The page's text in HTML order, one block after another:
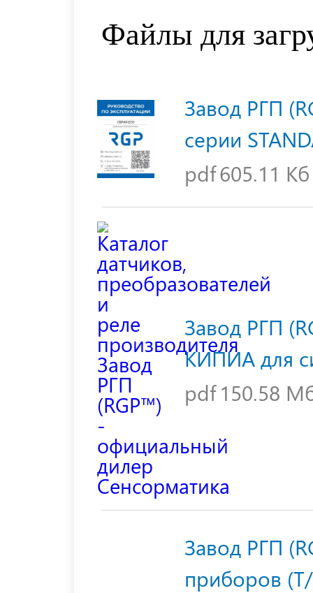
Файлы для
Завод РГП
серии
pdf605.11 Кб
Завод РГП
КИПИА для
pdf 150.58
Завод РГП
приборов